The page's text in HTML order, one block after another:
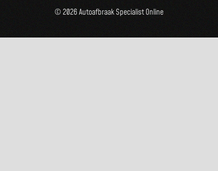
© 2026 Autoafbraak Specialist Online